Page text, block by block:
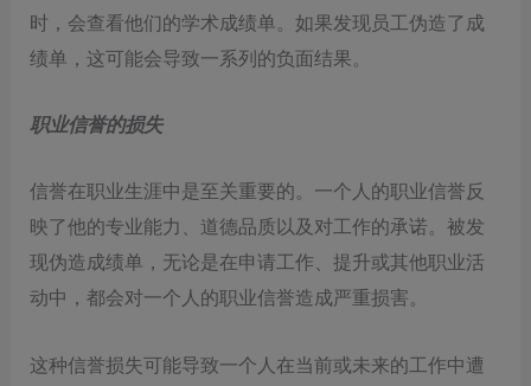
时，会查看他们的学术成绩单。如果发现员工伪造了成
绩单，这可能会导致一系列的负面结果。
职业信誉的损失
信誉在职业生涯中是至关重要的。一个人的职业信誉反
映了他的专业能力、道德品质以及对工作的承诺。被发
现伪造成绩单，无论是在申请工作、提升或其他职业活
动中，都会对一个人的职业信誉造成严重损害。
这种信誉损失可能导致一个人在当前或未来的工作中遭